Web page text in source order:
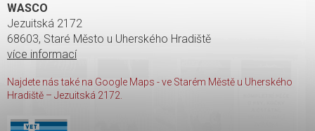
WASCO
Jezuitská 2172
68603, Staré Město u Uherského Hradiště
více informací
Najdete nás také na Google Maps - ve Starém Městě u Uherského
Hradiště – Jezuitská 2172.